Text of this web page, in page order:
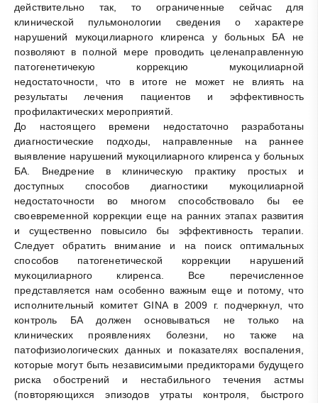
действительно так, то ограниченные сейчас для
клинической пульмонологии сведения о характере
нарушений мукоцилиарного клиренса у больных БА не
позволяют в полной мере проводить целенаправленную
патогенетичекую коррекцию мукоцилиарной
недостаточности, что в итоге не может не влиять на
результаты лечения пациентов и эффективность
профилактических мероприятий.
До настоящего времени недостаточно разработаны
диагностические подходы, направленные на раннее
выявление нарушений мукоцилиарного клиренса у больных
БА. Внедрение в клиническую практику простых и
доступных способов диагностики мукоцилиарной
недостаточности во многом способствовало бы ее
своевременной коррекции еще на ранних этапах развития
и существенно повысило бы эффективность терапии.
Следует обратить внимание и на поиск оптимальных
способов патогенетической коррекции нарушений
мукоцилиарного клиренса. Все перечисленное
представляется нам особенно важным еще и потому, что
исполнительный комитет GINA в 2009 г. подчеркнул, что
контроль БА должен основываться не только на
клинических проявлениях болезни, но также на
патофизиологических данных и показателях воспаления,
которые могут быть независимыми предикторами будущего
риска обострений и нестабильного течения астмы
(повторяющихся эпизодов утраты контроля, быстрого